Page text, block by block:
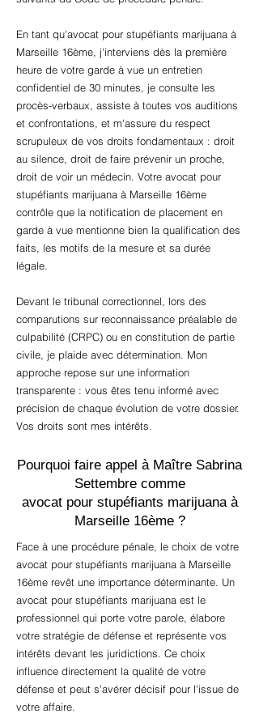
En tant qu'avocat pour stupéfiants marijuana à
Marseille 16ème, j'interviens dès la première
heure de votre garde à vue un entretien
confidentiel de 30 minutes, je consulte les
procès-verbaux, assiste à toutes vos auditions
et confrontations, et m'assure du respect
scrupuleux de vos droits fondamentaux : droit
au silence, droit de faire prévenir un proche,
droit de voir un médecin. Votre avocat pour
stupéfiants marijuana à Marseille 16ème
contrôle que la notification de placement en
garde à vue mentionne bien la qualification des
faits, les motifs de la mesure et sa durée
légale.
Devant le tribunal correctionnel, lors des
comparutions sur reconnaissance préalable de
culpabilité (CRPC) ou en constitution de partie
civile, je plaide avec détermination. Mon
approche repose sur une information
transparente : vous êtes tenu informé avec
précision de chaque évolution de votre dossier.
Vos droits sont mes intérêts.
Pourquoi faire appel à Maître Sabrina
Settembre comme
avocat pour stupéfiants marijuana à
Marseille 16ème ?
Face à une procédure pénale, le choix de votre
avocat pour stupéfiants marijuana à Marseille
16ème revêt une importance déterminante. Un
avocat pour stupéfiants marijuana est le
professionnel qui porte votre parole, élabore
votre stratégie de défense et représente vos
intérêts devant les juridictions. Ce choix
influence directement la qualité de votre
défense et peut s'avérer décisif pour l'issue de
votre affaire.